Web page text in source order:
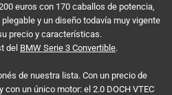
euros con 170 caballos de potencia,
y un diseño todavía muy vigente
precio y características.
del BMW Serie 3 Convertible.
de nuestra lista. Con un precio de
un único motor: el 2.0 DOCH VTEC